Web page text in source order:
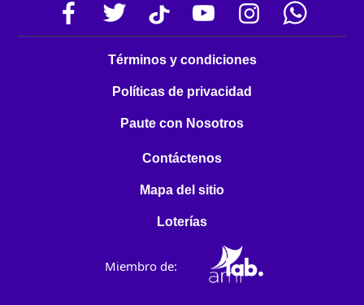
Términos y condiciones
Políticas de privacidad
Paute con Nosotros
Contáctenos
Mapa del sitio
Loterías
Miembro de: